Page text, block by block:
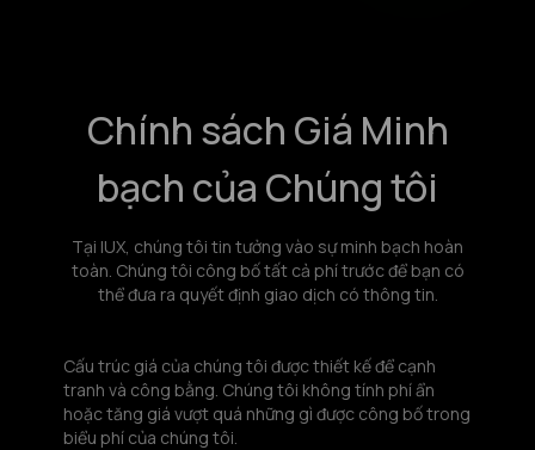
Chính sách Giá Minh
bạch của Chúng tôi
Tại IUX, chúng tôi tin tưởng vào sự minh bạch hoàn
toàn. Chúng tôi công bố tất cả phí trước để bạn có
thể đưa ra quyết định giao dịch có thông tin.
Cấu trúc giá của chúng tôi được thiết kế để cạnh
tranh và công bằng. Chúng tôi không tính phí ẩn
hoặc tăng giá vượt quá những gì được công bố trong
biểu phí của chúng tôi.